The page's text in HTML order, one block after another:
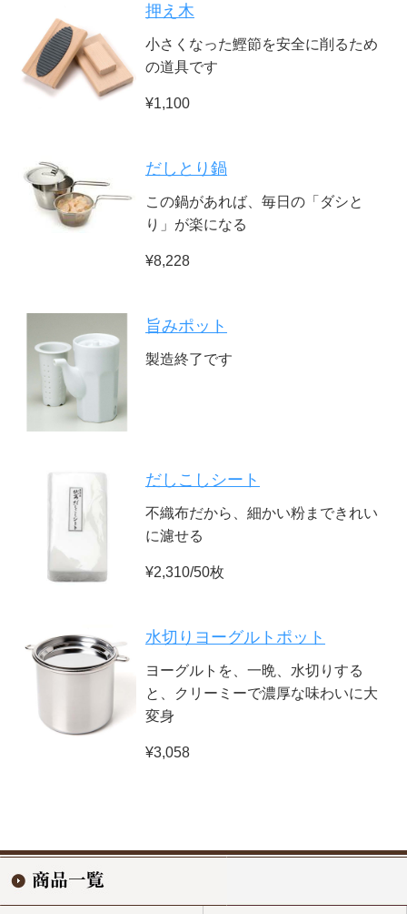
押え木
小さくなった鰹節を安全に削るため
の道具です
¥1,100
だしとり鍋
この鍋があれば、毎日の「ダシと
り」が楽になる
¥8,228
旨みポット
製造終了です
だしこしシート
不織布だから、細かい粉まできれい
に濾せる
¥2,310/50枚
水切りヨーグルトポット
ヨーグルトを、一晩、水切りする
と、クリーミーで濃厚な味わいに大
変身
¥3,058